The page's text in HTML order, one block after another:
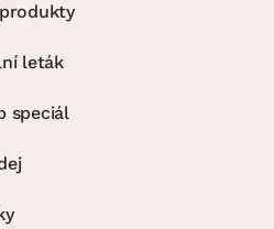
leták
speciál